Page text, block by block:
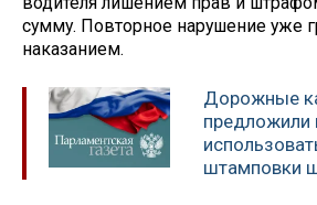
сумму. Повторное нарушение уже
наказанием.
Дорожные
предложили
штамповки